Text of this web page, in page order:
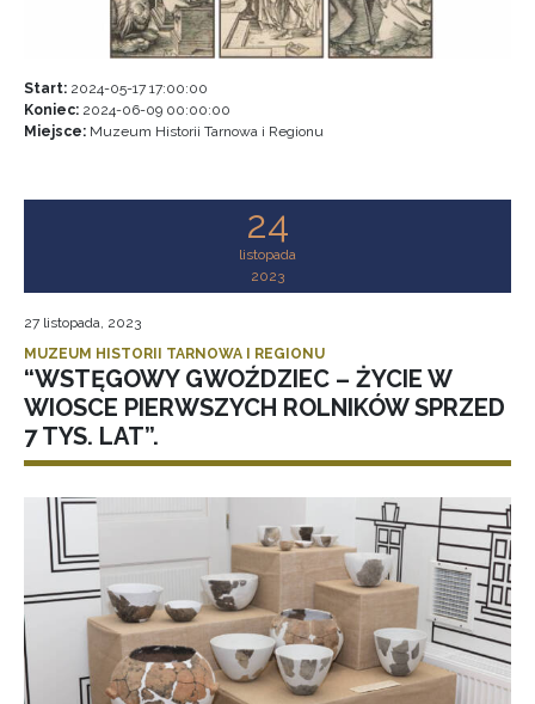
Start: 2024-05-17 17:00:00
Koniec: 2024-06-09 00:00:00
Miejsce: Muzeum Historii Tarnowa i Regionu
24
listopada
2023
27 listopada, 2023
MUZEUM HISTORII TARNOWA I REGIONU
“WSTĘGOWY GWOŹDZIEC – ŻYCIE W
WIOSCE PIERWSZYCH ROLNIKÓW SPRZED
7 TYS. LAT”.